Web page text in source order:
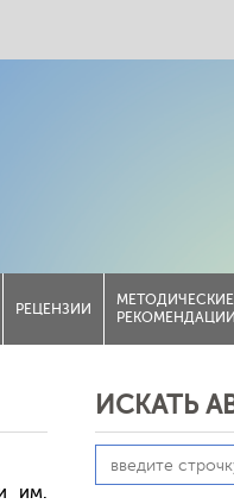
РЕЦЕНЗИИ
МЕТОДИЧЕСКИЕ
РЕКОМЕНДАЦИИ
им.
ИСКАТЬ